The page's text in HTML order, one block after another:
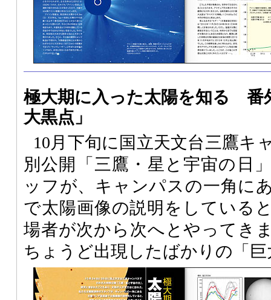
極大期に入った太陽を知る 番
大黒点」
10月下旬に国立天文台三鷹キ
別公開「三鷹・星と宇宙の日
ッフが、キャンパスの一角に
で太陽画像の説明をしている
場者が次から次へとやってき
ちょうど出現したばかりの「